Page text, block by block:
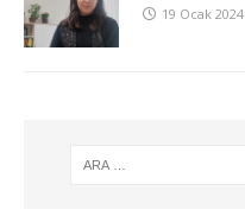
19 Ocak 2024